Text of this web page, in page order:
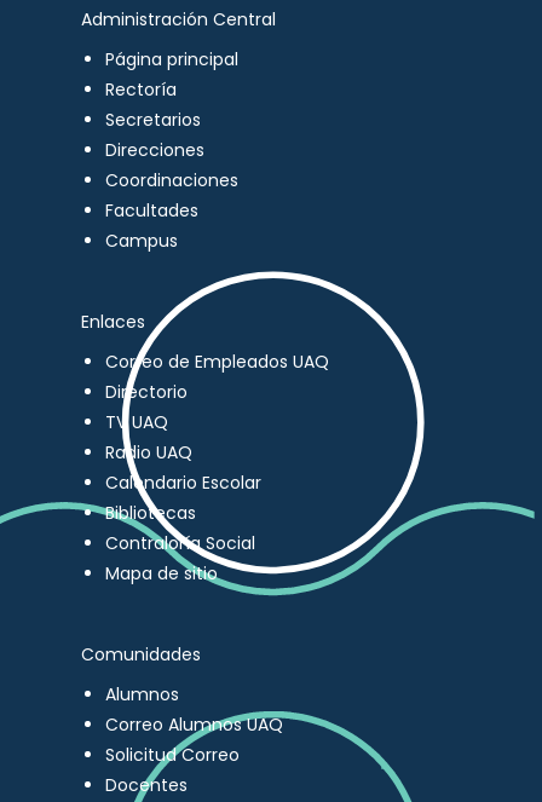
Administración Central
Página principal
Rectoría
Secretarios
Direcciones
Coordinaciones
Facultades
Campus
Enlaces
Correo de Empleados UAQ
Directorio
TV UAQ
Radio UAQ
Calendario Escolar
Bibliotecas
Contraloría Social
Mapa de sitio
Comunidades
Alumnos
Correo Alumnos UAQ
Solicitud Correo
Docentes